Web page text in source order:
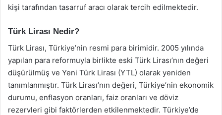
kişi tarafından tasarruf aracı olarak tercih edilmektedir.
Türk Lirası Nedir?
Türk Lirası, Türkiye’nin resmi para birimidir. 2005 yılında
yapılan para reformuyla birlikte eski Türk Lirası’nın değeri
düşürülmüş ve Yeni Türk Lirası (YTL) olarak yeniden
tanımlanmıştır. Türk Lirası’nın değeri, Türkiye’nin ekonomik
durumu, enflasyon oranları, faiz oranları ve döviz
rezervleri gibi faktörlerden etkilenmektedir. Türkiye’de